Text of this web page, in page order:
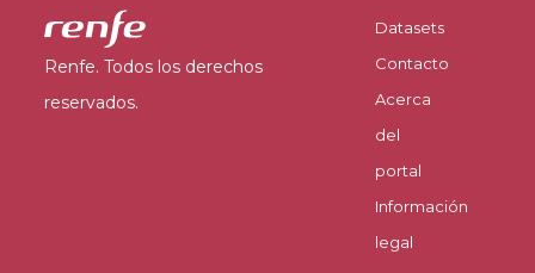
Renfe. Todos los derechos
reservados.
Datasets
Contacto
Acerca
del
portal
Información
legal